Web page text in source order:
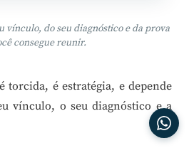
vínculo, do seu diagnóstico e da prova
consegue reunir.
torcida, é estratégia, e depende
vínculo, o seu diagnóstico e a